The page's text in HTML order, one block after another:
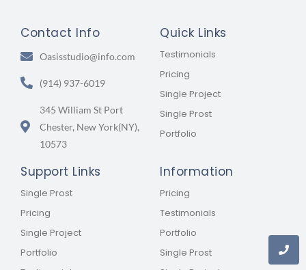
Contact Info
Oasisstudio@info.com
(914) 937-6019
345 William St Port
Chester, New York(NY),
10573
Quick Links
Testimonials
Pricing
Single Project
Single Prost
Portfolio
Support Links
Single Prost
Pricing
Single Project
Portfolio
Information
Pricing
Testimonials
Portfolio
Single Prost